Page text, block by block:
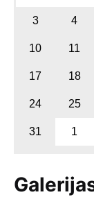
3 4
10 11
17 18
24 25
31 1